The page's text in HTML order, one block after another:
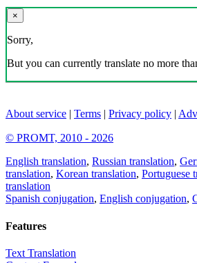
×
Sorry,
But you can currently translate no more
About service | Terms | Privacy policy |
© PROMT, 2010 - 2026
English translation, Russian translation,
translation, Korean translation, Portuguese
translation
Spanish conjugation, English conjugation,
Features
Text Translation